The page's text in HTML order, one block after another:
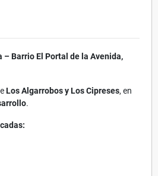
– Barrio El Portal de la Avenida,
Los Algarrobos y Los Cipreses, en
.